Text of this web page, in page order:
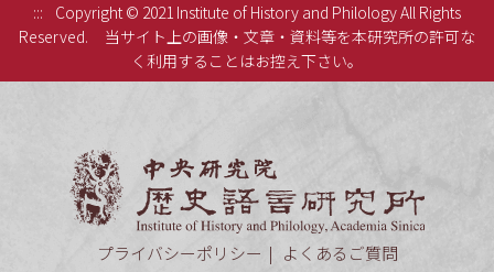
:::
Copyright © 2021 Institute of History and Philology All Rights
Reserved.
当サイト上の画像・文章・資料等を本研究所の許可な
く利用することはお控え下さい。
プライバシーポリシー
よくあるご質問